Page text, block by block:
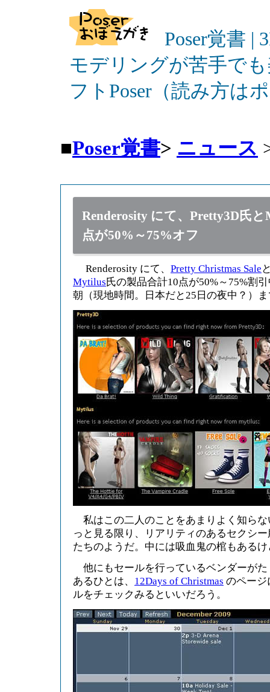
Poser覚書 |
モデリングが苦手で
フトPoser（読み方は
■Poser覚書> ニュース
Renderosity にて、Pretty3D氏
点が50%～75%オフ
Renderosity にて、 Pretty Christmas Sale
Mytilus氏の製品合計10点が50%～75%割
朝（現地時間。日本だと25日の夜中？）
私はこの二人のことをあまりよく知ら
っと見る限り、リアリティのあるセクシ
たちのようだ。中には吸血鬼の棺もある
他にもセールを行っているベンダーが
あるひとは、 12Days of Christmas のページ
ルをチェックみるといいだろう。